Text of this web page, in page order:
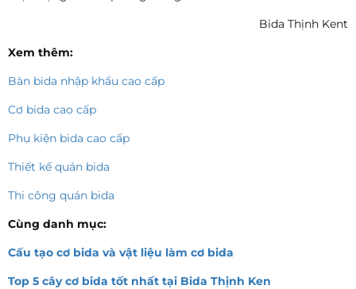
Bida Thịnh Kent
Xem thêm:
Bàn bida nhập khẩu cao cấp
Cơ bida cao cấp
Phụ kiện bida cao cấp
Thiết kế quán bida
Thi công quán bida
Cùng danh mục:
Cấu tạo cơ bida và vật liệu làm cơ bida
Top 5 cây cơ bida tốt nhất tại Bida Thịnh Ken